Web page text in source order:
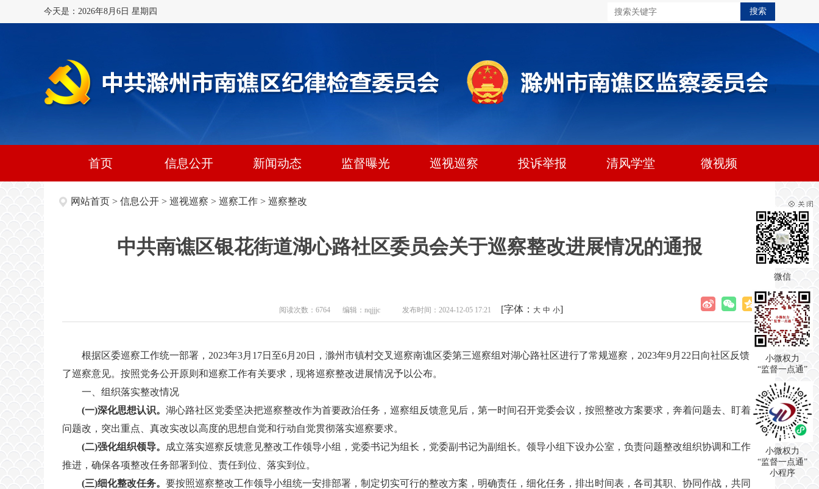
今天是：2026年8月6日 星期四
首页 信息公开 新闻动态 监督曝光 巡视巡察 投诉举报 清风学堂 微视频
网站首页 > 信息公开 > 巡视巡察 > 巡察工作 > 巡察整改
中共南谯区银花街道湖心路社区委员会关于巡察整改进展情况的通报
阅读次数：6764 编辑：nqjjjc 发布时间：2024-12-05 17:21 [字体： 大 中 小]
根据区委巡察工作统一部署，2023年3月17日至6月20日，滁州市镇村交叉巡察南谯区委第三巡察组对湖心路社区进行了常规巡察，2023年9月22日向社区反馈
了巡察意见。按照党务公开原则和巡察工作有关要求，现将巡察整改进展情况予以公布。
一、组织落实整改情况
(一)深化思想认识。 湖心路社区党委坚决把巡察整改作为首要政治任务，巡察组反馈意见后，第一时间召开党委会议，按照整改方案要求，奔着问题去、盯着
问题改，突出重点、真改实改以高度的思想自觉和行动自觉贯彻落实巡察要求。
(二)强化组织领导。
成立落实巡察反馈意见整改工作领导小组，党委书记为组长，党委副书记为副组长。领导小组下设办公室，负责问题整改组织协调和工作
推进，确保各项整改任务部署到位、责任到位、落实到位。
(三)细化整改任务。 要按照巡察整改工作领导小组统一安排部署，制定切实可行的整改方案，明确责任，细化任务，排出时间表，各司其职、协同作战，共同
微信
小微权力
“监督一点通”
小微权力
“监督一点通”
小程序